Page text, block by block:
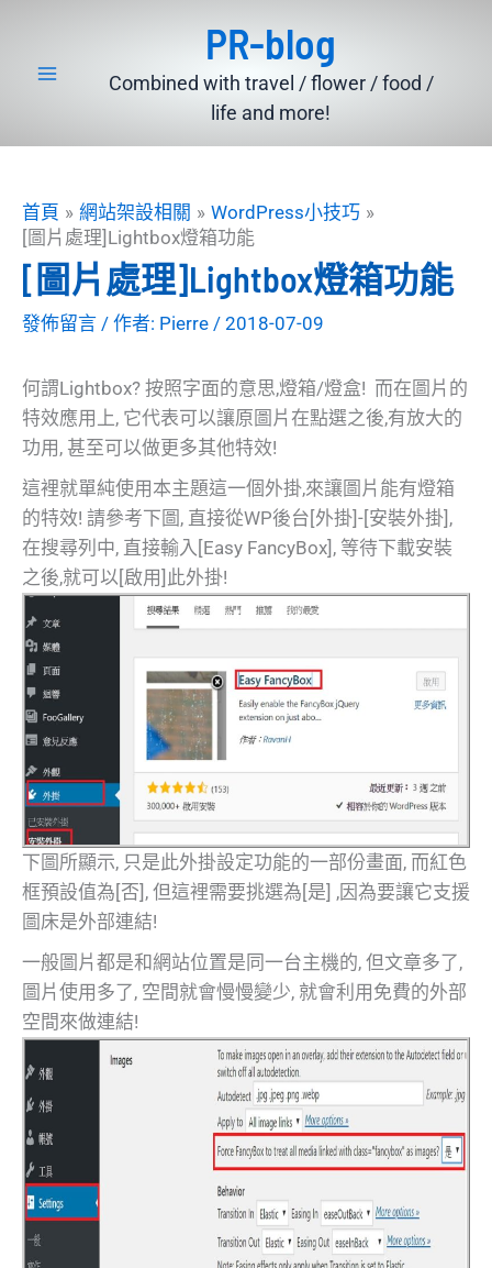
PR-blog
Combined with travel / flower / food /
life and more!
首頁 網站架設相關
WordPress小技巧
[圖片處理]Lightbox燈箱功能
[圖片處理]Lightbox燈箱功能
發佈留言 / 作者: Pierre / 2018-07-09
何謂Lightbox? 按照字面的意思,燈箱/燈盒! 而在圖片的
特效應用上, 它代表可以讓原圖片在點選之後,有放大的
功用, 甚至可以做更多其他特效!
這裡就單純使用本主題這一個外掛,來讓圖片能有燈箱
的特效! 請參考下圖, 直接從WP後台[外掛]-[安裝外掛],
在搜尋列中, 直接輸入[Easy FancyBox], 等待下載安裝
之後,就可以[啟用]此外掛!
下圖所顯示, 只是此外掛設定功能的一部份畫面, 而紅色
框預設值為[否], 但這裡需要挑選為[是] ,因為要讓它支援
圖床是外部連結!
一般圖片都是和網站位置是同一台主機的, 但文章多了,
圖片使用多了, 空間就會慢慢變少, 就會利用免費的外部
空間來做連結!